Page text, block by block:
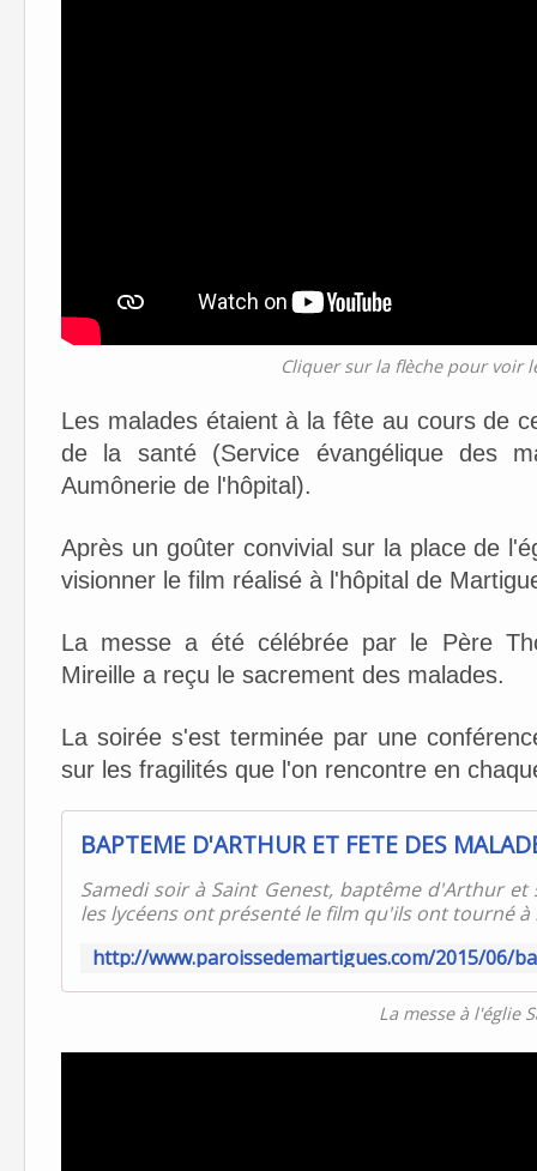
Cliquer sur la flèche pour voir
Les malades étaient à la fête au cours de
de la santé (Service évangélique des
Aumônerie de l'hôpital).
Après un goûter convivial sur la place de
visionner le film réalisé à l'hôpital de
La messe a été célébrée par le Père
Mireille a reçu le sacrement des malades.
La soirée s'est terminée par une
sur les fragilités que l'on rencontre en
Samedi soir à Saint Genest, baptême d'Arthur
les lycéens ont présenté le film qu'ils ont tourné à
La messe à l'églie